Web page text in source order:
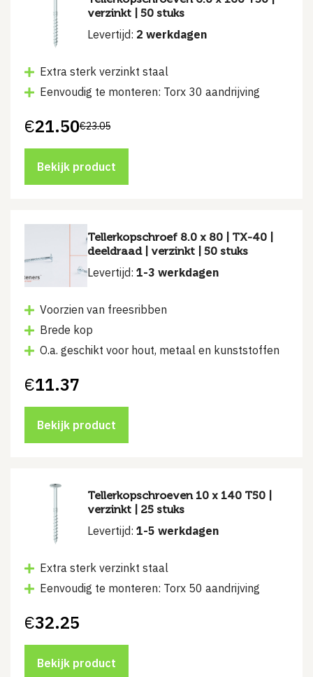
verzinkt | 50 stuks
Levertijd: 2 werkdagen
Extra sterk verzinkt staal
Eenvoudig te monteren: Torx 30 aandrijving
€23.05
Oorspronkelijke
was:
€23.05.
€21.50
Huidige
is:
€21.50.
Bekijk product
Tellerkopschroef 8.0 x 80 | TX-40 |
deeldraad | verzinkt | 50 stuks
Levertijd: 1-3 werkdagen
Voorzien van freesribben
Brede kop
O.a. geschikt voor hout, metaal en kunststoffen
€11.37
Bekijk product
Tellerkopschroeven 10 x 140 T50 |
verzinkt | 25 stuks
Levertijd: 1-5 werkdagen
Extra sterk verzinkt staal
Eenvoudig te monteren: Torx 50 aandrijving
€32.25
Bekijk product